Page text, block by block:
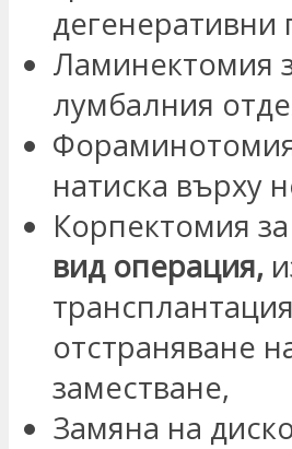
Ламинектомия
лумбалния
натиска върху
Корпектомия
вид операция,
отстраняване
заместване,
Замяна на